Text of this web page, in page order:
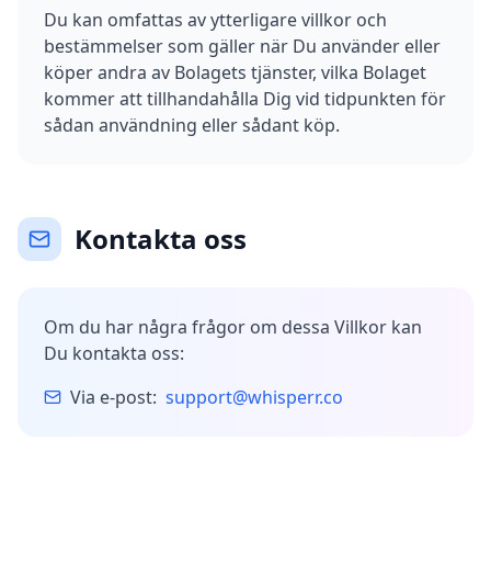
Du kan omfattas av ytterligare villkor och
bestämmelser som gäller när Du använder eller
köper andra av Bolagets tjänster, vilka Bolaget
kommer att tillhandahålla Dig vid tidpunkten för
sådan användning eller sådant köp.
Kontakta oss
Om du har några frågor om dessa Villkor kan
Du kontakta oss:
Via e-post: support@whisperr.co